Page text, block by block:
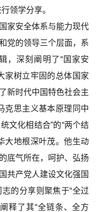
领学分享。
家安全体系与能力现代
党的领导三个层面，系
，深刻阐明了“国家安
家树立牢固的总体国家
新时代中国特色社会主
克思主义基本原理同中
文化相结合”的“两个结
大地根深叶茂。他生动
底气所在，呵护、弘扬
共产党人建设文化强国
的分享则聚焦于“全过
释了其“全链条、全方